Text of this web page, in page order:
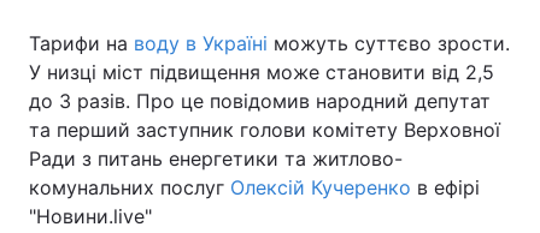
Тарифи на воду в Україні можуть суттєво зрости.
У низці міст підвищення може становити від 2,5
до 3 разів. Про це повідомив народний депутат
та перший заступник голови комітету Верховної
Ради з питань енергетики та житлово-
комунальних послуг Олексій Кучеренко в ефірі
"Новини.live"